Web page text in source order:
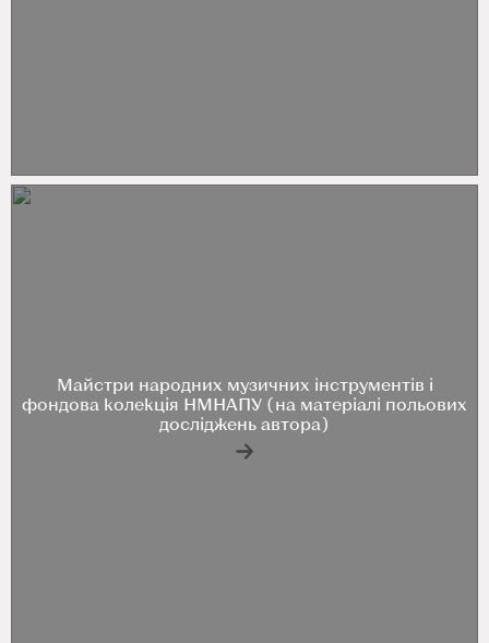
Майстри народних музичних інструментів і
фондова колекція НМНАПУ (на матеріалі польових
досліджень автора)